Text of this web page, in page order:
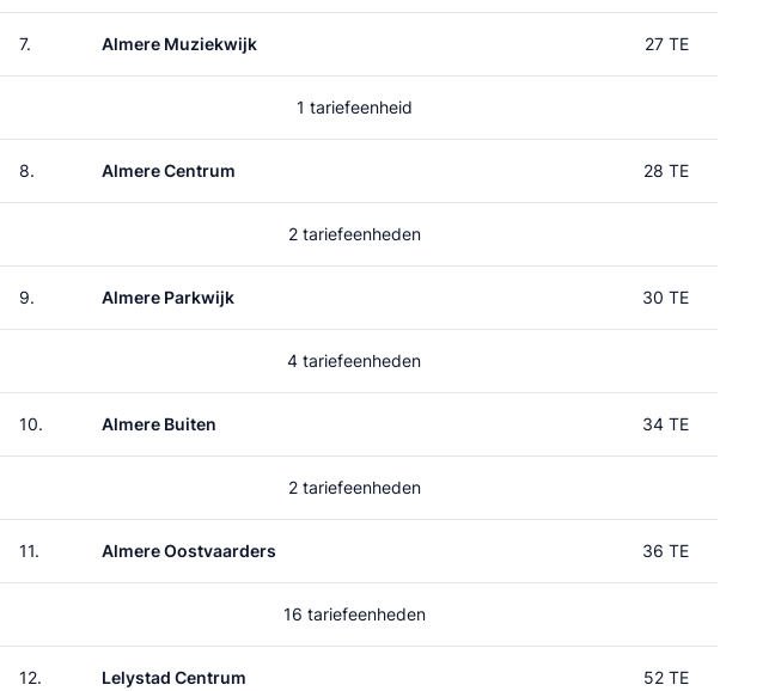
7. Almere Muziekwijk 27 TE
1 tariefeenheid
8. Almere Centrum 28 TE
2 tariefeenheden
9. Almere Parkwijk 30 TE
4 tariefeenheden
10. Almere Buiten 34 TE
2 tariefeenheden
11. Almere Oostvaarders 36 TE
16 tariefeenheden
12. Lelystad Centrum 52 TE